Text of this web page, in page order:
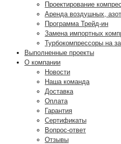
Проектирование
Аренда воздушных,
Программа Трейд-ин
Замена импортных
Турбокомпрессоры на
Выполненные проекты
О компании
Новости
Наша команда
Доставка
Оплата
Гарантия
Сертификаты
Вопрос-ответ
Отзывы